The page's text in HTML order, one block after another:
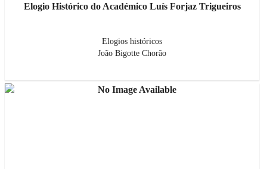
Elogio Histórico do Académico Luís Forjaz Trigueiros
Elogios históricos
João Bigotte Chorão